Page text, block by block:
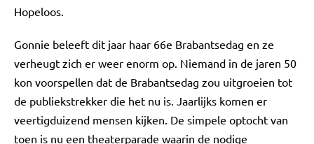
Hopeloos.
Gonnie beleeft dit jaar haar 66e Brabantsedag en ze
verheugt zich er weer enorm op. Niemand in de jaren 50
kon voorspellen dat de Brabantsedag zou uitgroeien tot
de publiekstrekker die het nu is. Jaarlijks komen er
veertigduizend mensen kijken. De simpele optocht van
toen is nu een theaterparade waarin de nodige